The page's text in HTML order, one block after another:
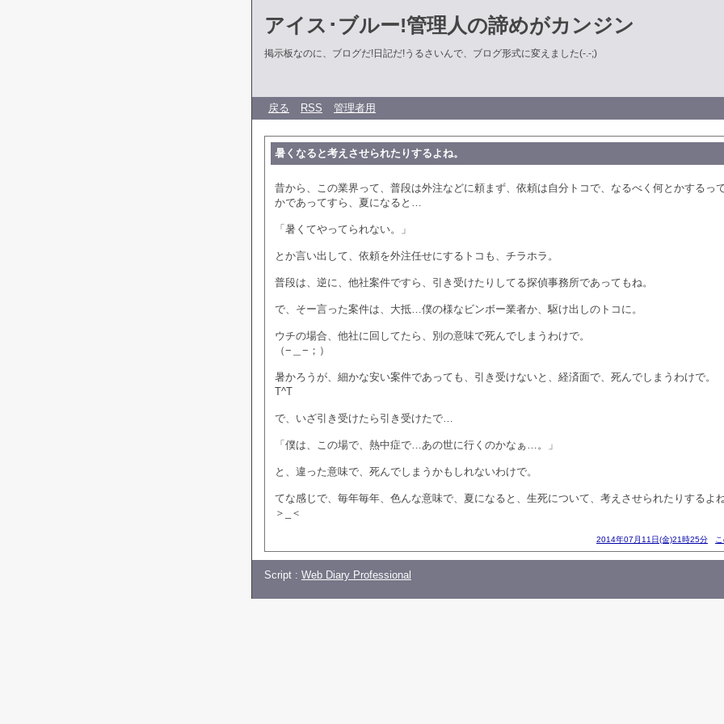
アイス･ブルー!管理人の諦めがカンジン
掲示板なのに、ブログだ!日記だ!うるさいんで、ブログ形式に変えました(-.-;)
戻る RSS 管理者用
暑くなると考えさせられたりするよね。
昔から、この業界って、普段は外注などに頼まず、依頼は自分トコで、なるべく何とかするっ
かであってすら、夏になると…
「暑くてやってられない。」
とか言い出して、依頼を外注任せにするトコも、チラホラ。
普段は、逆に、他社案件ですら、引き受けたりしてる探偵事務所であってもね。
で、そー言った案件は、大抵…僕の様なビンボー業者か、駆け出しのトコに。
ウチの場合、他社に回してたら、別の意味で死んでしまうわけで。
（−＿−；）
暑かろうが、細かな安い案件であっても、引き受けないと、経済面で、死んでしまうわけで。
T^T
で、いざ引き受けたら引き受けたで…
「僕は、この場で、熱中症で…あの世に行くのかなぁ…。」
と、違った意味で、死んでしまうかもしれないわけで。
てな感じで、毎年毎年、色んな意味で、夏になると、生死について、考えさせられたりするよね
＞_＜
2014年07月11日(金)21時25分
Script : Web Diary Professional